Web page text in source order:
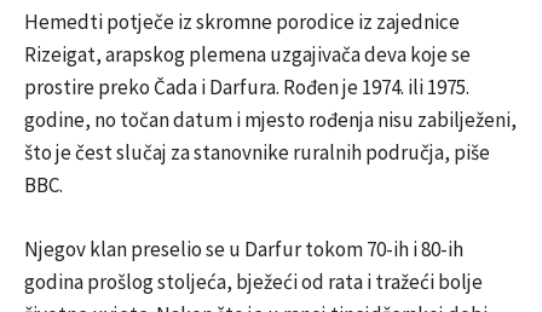
Hemedti potječe iz skromne porodice iz zajednice
Rizeigat, arapskog plemena uzgajivača deva koje se
prostire preko Čada i Darfura. Rođen je 1974. ili 1975.
godine, no točan datum i mjesto rođenja nisu zabilježeni,
što je čest slučaj za stanovnike ruralnih područja, piše
BBC.
Njegov klan preselio se u Darfur tokom 70-ih i 80-ih
godina prošlog stoljeća, bježeći od rata i tražeći bolje